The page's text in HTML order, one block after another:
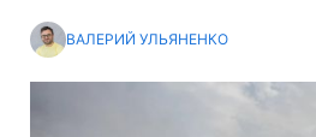
ВАЛЕРИЙ УЛЬЯНЕНКО